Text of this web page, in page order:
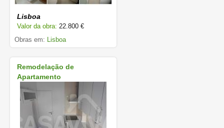
Lisboa
Valor da obra: 22.800 €
Obras em: Lisboa
Remodelação de
Apartamento